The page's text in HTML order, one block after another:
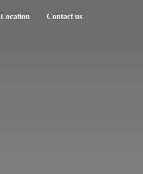
Location Contact us